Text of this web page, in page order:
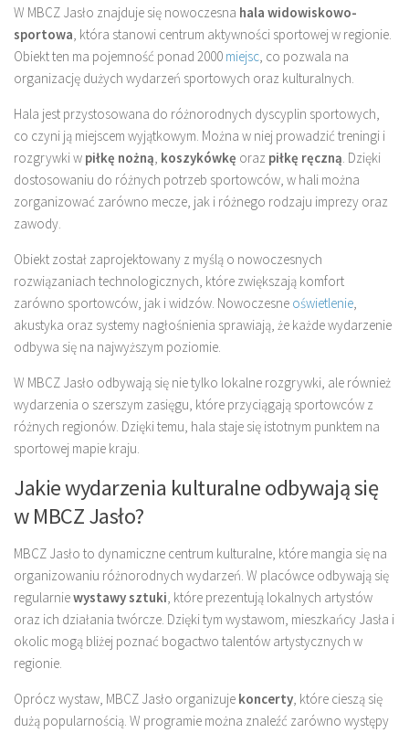
W MBCZ Jasło znajduje się nowoczesna hala widowiskowo-
sportowa, która stanowi centrum aktywności sportowej w regionie.
Obiekt ten ma pojemność ponad 2000 miejsc, co pozwala na
organizację dużych wydarzeń sportowych oraz kulturalnych.
Hala jest przystosowana do różnorodnych dyscyplin sportowych,
co czyni ją miejscem wyjątkowym. Można w niej prowadzić treningi i
rozgrywki w piłkę nożną, koszykówkę oraz piłkę ręczną. Dzięki
dostosowaniu do różnych potrzeb sportowców, w hali można
zorganizować zarówno mecze, jak i różnego rodzaju imprezy oraz
zawody.
Obiekt został zaprojektowany z myślą o nowoczesnych
rozwiązaniach technologicznych, które zwiększają komfort
zarówno sportowców, jak i widzów. Nowoczesne oświetlenie,
akustyka oraz systemy nagłośnienia sprawiają, że każde wydarzenie
odbywa się na najwyższym poziomie.
W MBCZ Jasło odbywają się nie tylko lokalne rozgrywki, ale również
wydarzenia o szerszym zasięgu, które przyciągają sportowców z
różnych regionów. Dzięki temu, hala staje się istotnym punktem na
sportowej mapie kraju.
Jakie wydarzenia kulturalne odbywają się
w MBCZ Jasło?
MBCZ Jasło to dynamiczne centrum kulturalne, które mangia się na
organizowaniu różnorodnych wydarzeń. W placówce odbywają się
regularniewystawy sztuki, które prezentują lokalnych artystów
oraz ich działania twórcze. Dzięki tym wystawom, mieszkańcy Jasła i
okolic mogą bliżej poznać bogactwo talentów artystycznych w
regionie.
Oprócz wystaw, MBCZ Jasło organizuje koncerty, które cieszą się
dużą popularnością. W programie można znaleźć zarówno występy